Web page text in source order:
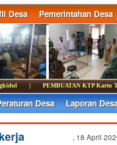
Desa Pemerintahan Desa
| PEMBUATAN KTP Kartu
Desa Laporan
, 18 April